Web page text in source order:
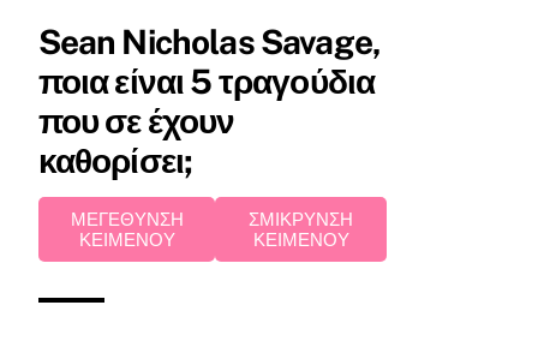
Sean Nicholas Savage,
ποια είναι 5 τραγούδια
που σε έχουν
καθορίσει;
ΜΕΓΕΘΥΝΣΗ
ΚΕΙΜΕΝΟΥ
ΣΜΙΚΡΥΝΣΗ
ΚΕΙΜΕΝΟΥ